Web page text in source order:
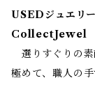
USEDジュエリ
CollectJewel
選りすぐりの素
極めて、職人の